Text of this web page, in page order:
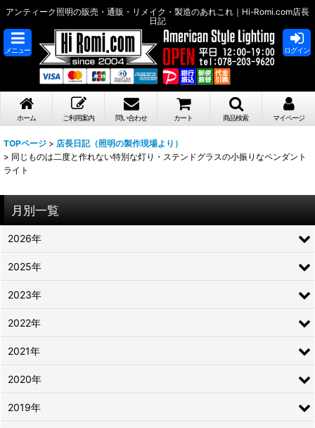
アンティーク照明の販売・通販・リメイク・製造のあれこれ｜Hi-Romi.com店長
日記
メニュー ログイン
ホーム ご利用案内 問い合わせ カート 商品検索 マイページ
TOPページ > 店長日記（照明の製作現場より）
> 同じものは二度と作れない特別な灯り・ステンドグラスの小振りなペンダント
ライト
月別一覧
2026年
2025年
2023年
2022年
2021年
2020年
2019年